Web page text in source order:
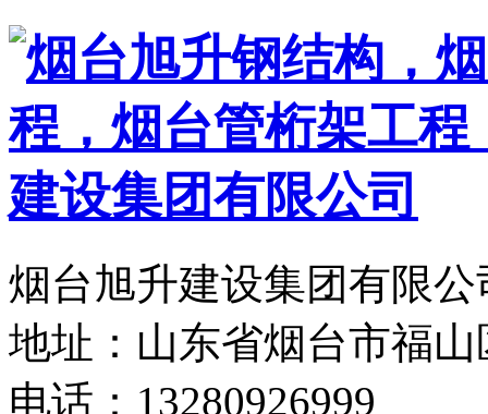
烟台旭升建设集团有限
地址：山东省烟台市福
电话：13280926999